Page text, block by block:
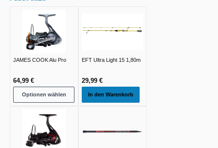
JAMES COOK Alu Pro
64,99 €
Optionen wählen
EFT Ultra Light 15 1,80m
29,99 €
In den Warenkorb